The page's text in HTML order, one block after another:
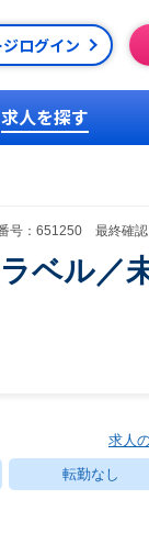
ログイン
求人を探す
号：651250 最終確認
ベル／
求人
転勤なし